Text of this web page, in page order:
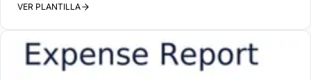
VER PLANTILLA